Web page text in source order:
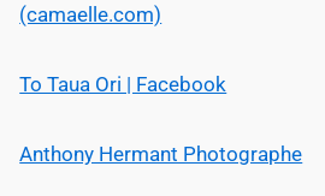
(camaelle.com)
To Taua Ori | Facebook
Anthony Hermant Photographe